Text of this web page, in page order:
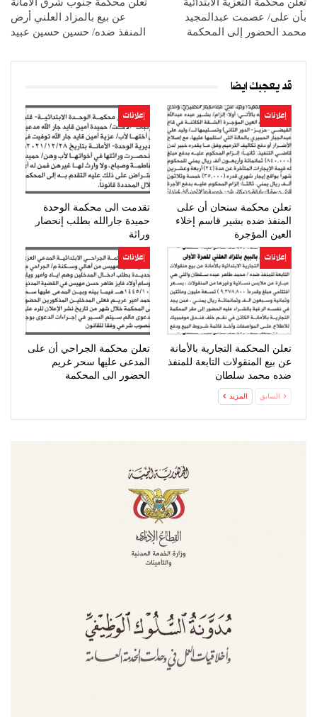
تعلن محكمة التعزية الابتدائية
بأن على/ عصمت عبدالمجيد
محمد الحضور إلى المحكمة
تعلن محكمة جنوب شرق الامانة
عن بيع بالمزاد العلني أرض
المنفذ ضده/ حسين حسين عبيد
قد يعجبك ايضا
إعلانات
تعلن محكمة سنحان أن على
المنفذ ضده بشير قاسم إخلاء
العين المؤجرة
إعلانات
تقدمت الى محكمة الوحدة
حميدة جارالله بطلب إنحصار
وراثة
إعلانات
تعلن المحكمة التجارية بالأمانة
عن بيع المنقولات التابعة للمنفذ
ضده محمد سلطان
إعلانات
تعلن محكمة الجراحي أن على
المدعى عليها سحر غريم
الحضور الى المحكمة
السابق المزيد